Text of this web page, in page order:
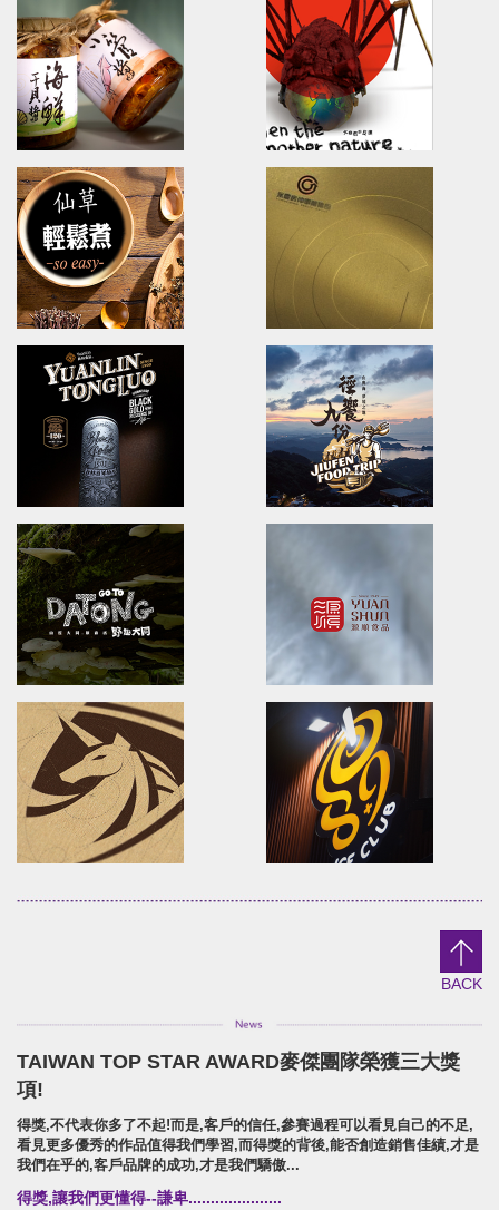
ThreeTrueHealth
brand identity/logo design/packaging
三真健康/品牌識別/包裝設計/行銷規劃
Magic Creative
Magic Blog/Brand design/
麥傑廣告部落格/麥.觀點/全新觀點
VDS/VIGOR DONG SHIH
Brand Strategy Development
活力東勢/品牌戰略/國際行銷/品牌工作營
U-need Chicken
Type design/Poster design
雲嶺鮮雞/字體設計/海報設計
YU PE HSLANG
Branding/packaging/marketing
漁品軒/品牌識別設計/包裝設計/行銷推廣
No one spared
POSTER DESIGN
國際海報設計
YUANLIN FOOD
Brand Strategy Development/video
員林食品/仙草輕鬆煮/產品影片/企業形象影片
Company Profile Design
永慶集團/公司簡介
YuanLin TongLuo
brand identity/logo design/packaging
員林銅鑼禮盒/品牌識別/包裝設計/行銷規範
JiuFen Foodtrip
brand identity/logo design/
徑饗九份/活動識別/DM設計/行銷
DaTong YuanShun
brand identity/logo design/
源順穀粉/品牌識別/包裝設計/行銷
EMARK/品牌識別/包裝設計/行銷規範 NO8+9冰沙吧!/品牌識別形象/包
BACK
TAIWAN TOP STAR AWARD麥傑團隊榮獲三大獎
項!
得獎,不代表你多了不起!而是,客戶的信任,參賽過程可以看見自己的不足,
看見更多優秀的作品值得我們學習,而得獎的背後,能否創造銷售佳績,才是
我們在乎的,客戶品牌的成功,才是我們驕傲...
得獎,讓我們更懂得--謙卑.....................